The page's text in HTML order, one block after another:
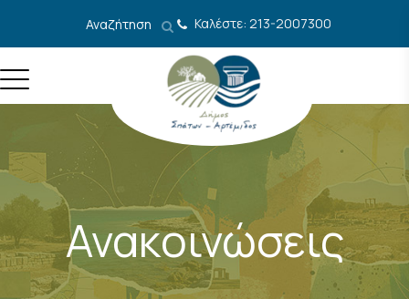
Αναζήτηση Καλέστε: 213-2007300
Ανακοινώσεις